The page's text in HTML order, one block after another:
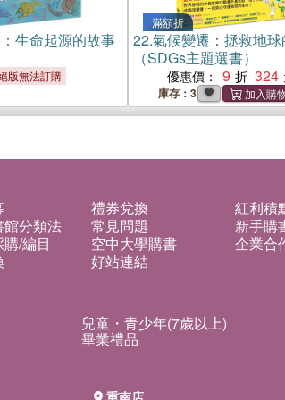
生命起源的故事
版無法訂購
滿額折
22.氣候變遷：拯救地
（SDGs主題選書）
優惠價： 9 324
庫存：3
禮券兌換
紅利積
分類法
常見問題
新手購
/編目
空中大學購書
企業合
好站連結
兒童・青少年(7歲以上)
畢業禮品
重南店